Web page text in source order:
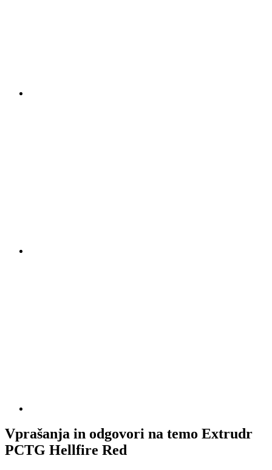
Vprašanja in odgovori na temo Extrudr
PCTG Hellfire Red